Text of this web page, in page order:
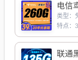
电信
类型：
特点：
联通